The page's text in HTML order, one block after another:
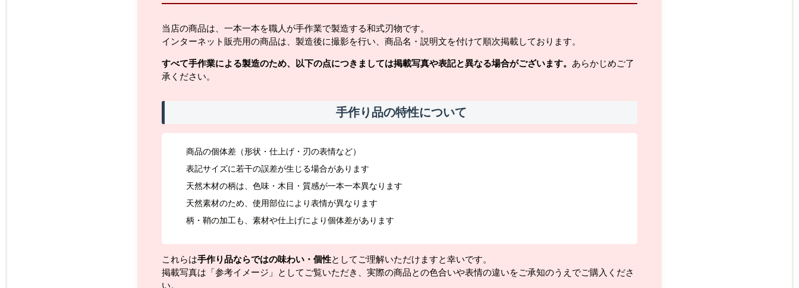
当店の商品は、一本一本を職人が手作業で製造する和式刃物です。
インターネット販売用の商品は、製造後に撮影を行い、商品名・説明文を付けて順次掲載しております。
すべて手作業による製造のため、以下の点につきましては掲載写真や表記と異なる場合がございます。 あらかじめご了
承ください。
手作り品の特性について
商品の個体差（形状・仕上げ・刃の表情など）
表記サイズに若干の誤差が生じる場合があります
天然木材の柄は、色味・木目・質感が一本一本異なります
天然素材のため、使用部位により表情が異なります
柄・鞘の加工も、素材や仕上げにより個体差があります
これらは手作り品ならではの味わい・個性としてご理解いただけますと幸いです。
掲載写真は「参考イメージ」としてご覧いただき、実際の商品との色合いや表情の違いをご承知のうえでご購入くださ
い。